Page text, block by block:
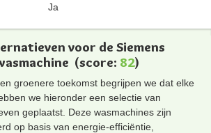
Ja
voor de Siemens
(score: 82)
groenere toekomst begrijpen we dat elke
we hieronder een selectie van
geplaatst. Deze wasmachines zijn
op basis van energie-efficiëntie,